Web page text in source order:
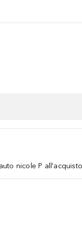
nicole P